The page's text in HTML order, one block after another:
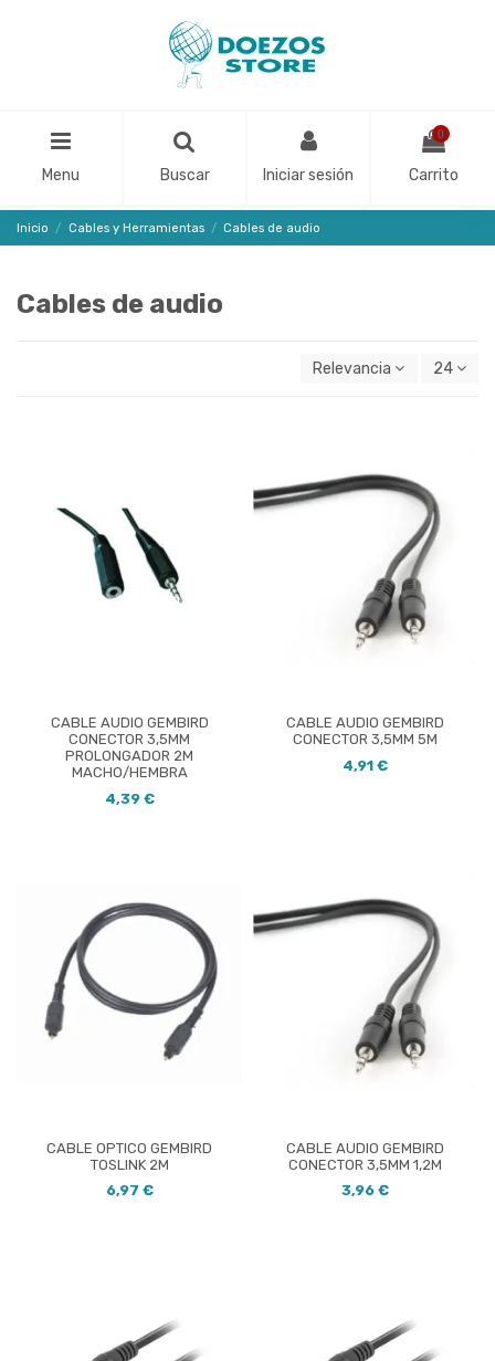
Menu Buscar Iniciar sesión
0
Carrito
Inicio Cables y Herramientas Cables de audio
Cables de audio
Relevancia 24
CABLE AUDIO GEMBIRD
CONECTOR 3,5MM
PROLONGADOR 2M
MACHO/HEMBRA
4,39 €
CABLE AUDIO GEMBIRD
CONECTOR 3,5MM 5M
4,91 €
CABLE OPTICO GEMBIRD
TOSLINK 2M
6,97 €
CABLE AUDIO GEMBIRD
CONECTOR 3,5MM 1,2M
3,96 €